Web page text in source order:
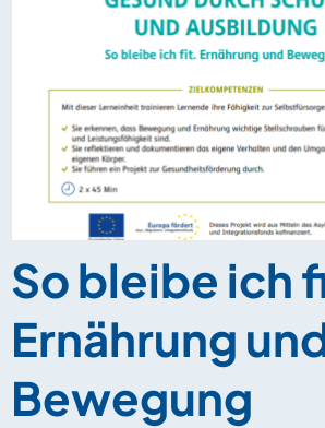
So bleibe ich
Ernährung
Bewegung